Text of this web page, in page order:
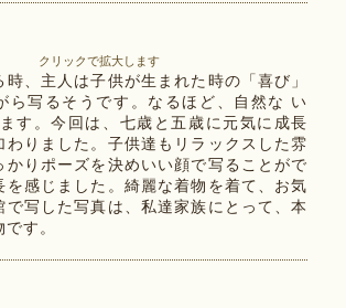
クリックで拡大します
、主人は子供が生まれた時の「喜び」
ら写るそうです。なるほど、自然な い
す。今回は、七歳と五歳に元気に成長
わりました。子供達もリラックスした雰
かりポーズを決めいい顔で写ることがで
を感じました。綺麗な着物を着て、お気
で写した写真は、私達家族にとって、本
す。